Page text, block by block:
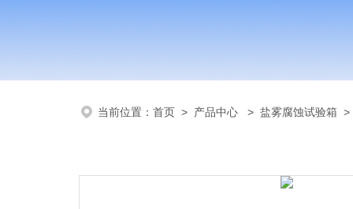
当前位置： 首页 > 产品中心 > 盐雾腐蚀试验箱